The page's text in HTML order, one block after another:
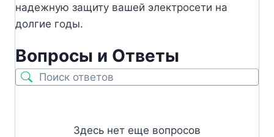
надежную защиту вашей электросети на
долгие годы.
Вопросы и Ответы
Здесь нет еще вопросов